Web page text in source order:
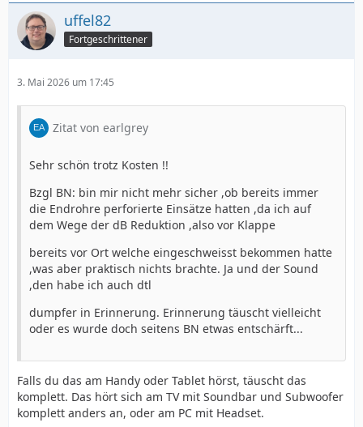
uffel82
Fortgeschrittener
3. Mai 2026 um 17:45
Zitat von earlgrey
Sehr schön trotz Kosten !!
Bzgl BN: bin mir nicht mehr sicher ,ob bereits immer
die Endrohre perforierte Einsätze hatten ,da ich auf
dem Wege der dB Reduktion ,also vor Klappe
bereits vor Ort welche eingeschweisst bekommen hatte
,was aber praktisch nichts brachte. Ja und der Sound
,den habe ich auch dtl
dumpfer in Erinnerung. Erinnerung täuscht vielleicht
oder es wurde doch seitens BN etwas entschärft...
Falls du das am Handy oder Tablet hörst, täuscht das
komplett. Das hört sich am TV mit Soundbar und Subwoofer
komplett anders an, oder am PC mit Headset.